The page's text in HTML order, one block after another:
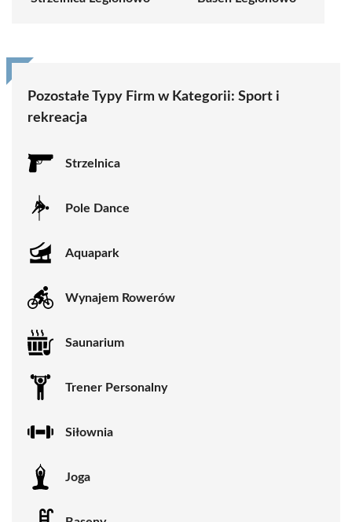
Pozostałe Typy Firm w Kategorii: Sport i
rekreacja
Strzelnica
Pole Dance
Aquapark
Wynajem Rowerów
Saunarium
Trener Personalny
Siłownia
Joga